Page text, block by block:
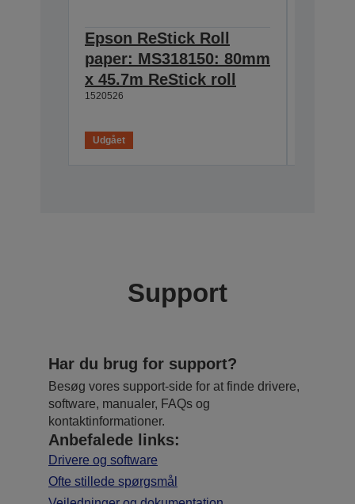
Epson ReStick Roll
paper: MS318150: 80mm
x 45.7m ReStick roll
1520526
Udgået
Support
Har du brug for support?
Besøg vores support-side for at finde drivere,
software, manualer, FAQs og
kontaktinformationer.
Anbefalede links:
Drivere og software
Ofte stillede spørgsmål